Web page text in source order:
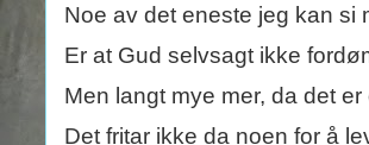
Noe av det eneste jeg kan si
Er at Gud selvsagt ikke
Men langt mye mer, da det
Det fritar ikke da noen for å